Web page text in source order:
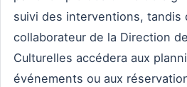
suivi des interventions, tandis
collaborateur de la Direction
Culturelles accédera aux
événements ou aux